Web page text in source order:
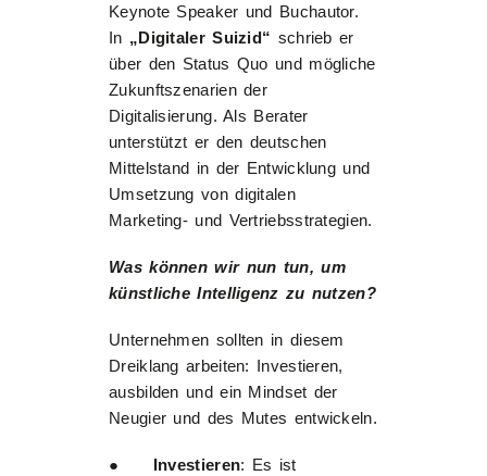
Keynote Speaker und Buchautor.
In „Digitaler Suizid“ schrieb er
über den Status Quo und mögliche
Zukunftszenarien der
Digitalisierung. Als Berater
unterstützt er den deutschen
Mittelstand in der Entwicklung und
Umsetzung von digitalen
Marketing- und Vertriebsstrategien.
Was können wir nun tun, um
künstliche Intelligenz zu nutzen?
Unternehmen sollten in diesem
Dreiklang arbeiten: Investieren,
ausbilden und ein Mindset der
Neugier und des Mutes entwickeln.
● Investieren: Es ist